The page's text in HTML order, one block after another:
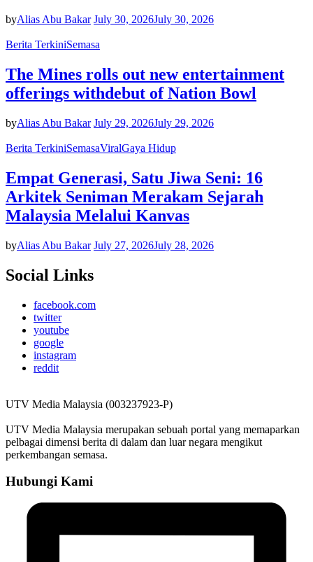
byAlias Abu Bakar July 30, 2026July 30, 2026
Berita TerkiniSemasa
The Mines rolls out new entertainment
offerings withdebut of Nation Bowl
byAlias Abu Bakar July 29, 2026July 29, 2026
Berita TerkiniSemasaViralGaya Hidup
Empat Generasi, Satu Jiwa Seni: 16
Arkitek Seniman Merakam Sejarah
Malaysia Melalui Kanvas
byAlias Abu Bakar July 27, 2026July 28, 2026
Social Links
facebook.com
twitter
youtube
google
instagram
reddit
UTV Media Malaysia (003237923-P)
UTV Media Malaysia merupakan sebuah portal yang memaparkan
pelbagai dimensi berita di dalam dan luar negara mengikut
perkembangan semasa.
Hubungi Kami